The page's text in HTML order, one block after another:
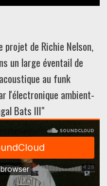
de Richie Nelson,
un large éventail de
au funk
l'électronique ambient-
Bats III"